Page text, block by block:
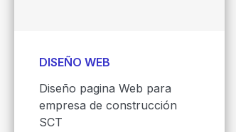
DISEÑO WEB
Diseño pagina Web para
empresa de construcción
SCT